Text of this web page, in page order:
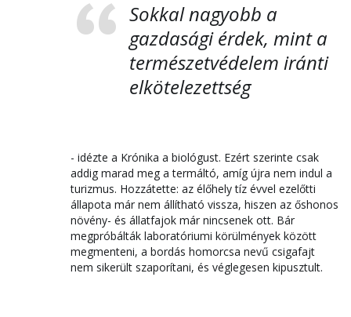
Sokkal nagyobb a
gazdasági érdek, mint a
természetvédelem iránti
elkötelezettség
- idézte a Krónika a biológust. Ezért szerinte csak
addig marad meg a termáltó, amíg újra nem indul a
turizmus. Hozzátette: az élőhely tíz évvel ezelőtti
állapota már nem állítható vissza, hiszen az őshonos
növény- és állatfajok már nincsenek ott. Bár
megpróbálták laboratóriumi körülmények között
megmenteni, a bordás homorcsa nevű csigafajt
nem sikerült szaporítani, és véglegesen kipusztult.